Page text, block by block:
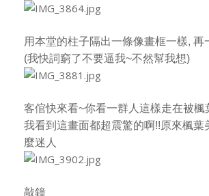
用本堂的柱子隔出一條像畫框一樣, 再
(我快詞窮了不要逼我~不然幫我想)
客倌快來看~你看一群人這樣走在被楓
我看到這畫面都超震驚的啊!!原來楓葉
麼迷人
敲鐘